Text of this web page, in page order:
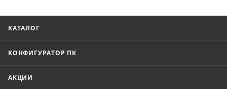
КАТАЛОГ
КОНФИГУРАТОР ПК
АКЦИИ